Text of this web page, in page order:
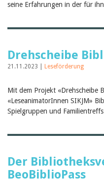
seine Erfahrungen in der für
Drehscheibe
21.11.2023 | Leseförderung
Mit dem Projekt «Drehscheibe
«LeseanimatorInnen SIKJM»
Spielgruppen und
Der
BeoBiblioPass